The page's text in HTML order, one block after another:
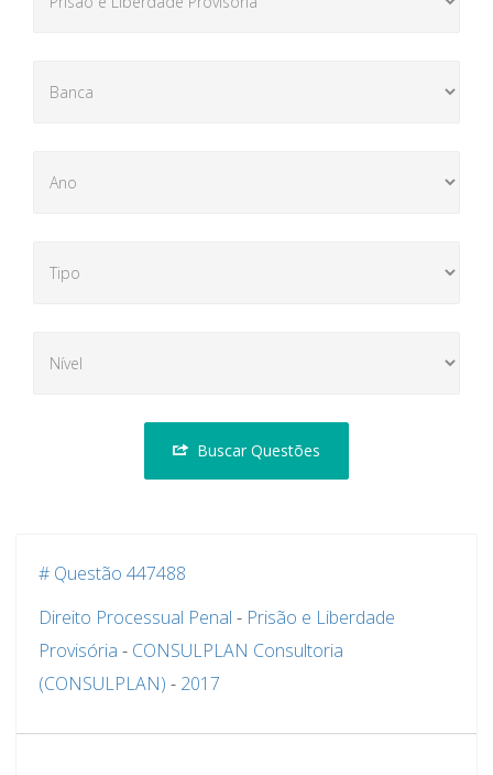
Buscar Questões
# Questão 447488
Direito Processual Penal - Prisão e Liberdade
Provisória - CONSULPLAN Consultoria
(CONSULPLAN) - 2017